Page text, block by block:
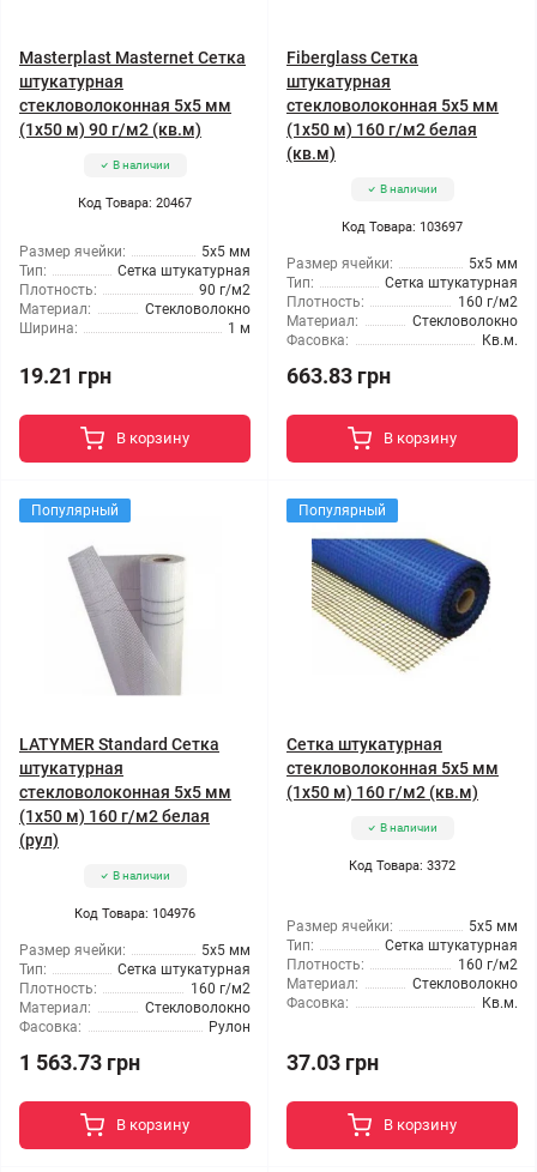
Masterplast Masternet Сетка
штукатурная
стекловолоконная 5x5 мм
(1x50 м) 90 г/м2 (кв.м)
В наличии
Код Товара: 20467
Размер ячейки:
5x5 мм
Тип:
Сетка штукатурная
Плотность:
90 г/м2
Материал:
Стекловолокно
Ширина:
1 м
19.21 грн
В корзину
Fiberglass Сетка
штукатурная
стекловолоконная 5x5 мм
(1x50 м) 160 г/м2 белая
(кв.м)
В наличии
Код Товара: 103697
Размер ячейки:
5x5 мм
Тип:
Сетка штукатурная
Плотность:
160 г/м2
Материал:
Стекловолокно
Фасовка:
Кв.м.
663.83 грн
В корзину
Популярный
LATYMER Standard Сетка
штукатурная
стекловолоконная 5x5 мм
(1x50 м) 160 г/м2 белая
(рул)
В наличии
Код Товара: 104976
Размер ячейки:
5x5 мм
Тип:
Сетка штукатурная
Плотность:
160 г/м2
Материал:
Стекловолокно
Фасовка:
Рулон
1 563.73 грн
В корзину
Популярный
Сетка штукатурная
стекловолоконная 5x5 мм
(1x50 м) 160 г/м2 (кв.м)
В наличии
Код Товара: 3372
Размер ячейки:
5x5 мм
Тип:
Сетка штукатурная
Плотность:
160 г/м2
Материал:
Стекловолокно
Фасовка:
Кв.м.
37.03 грн
В корзину